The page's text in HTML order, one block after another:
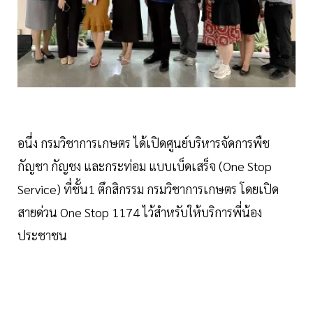
อนึ่ง กรมวิชาการเกษตร ได้เปิดศูนย์บริหารจัดการพืช
กัญชา กัญชง และกระท่อม แบบเบ็ดเสร็จ (One Stop
Service) ที่ชั้น1 ตึกสิกรรม กรมวิชาการเกษตร โดยเปิด
สายด่วน One Stop 1174 ไว้สำหรับให้บริการพี่น้อง
ประชาชน